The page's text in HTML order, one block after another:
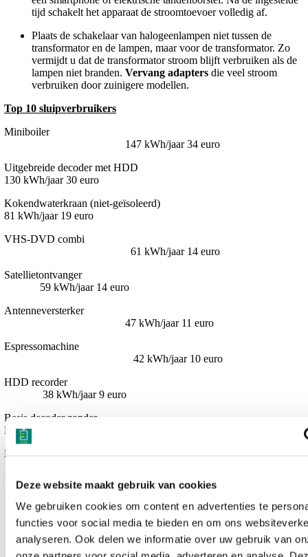
Deze website maakt gebruik van cookies
We gebruiken cookies om content en advertenties te
functies voor social media te bieden en om ons
analyseren. Ook delen we informatie over uw gebruik van
tijd schakelt het apparaat de stroomtoevoer volledig af.
Plaats de schakelaar van halogeenlampen niet tussen de
transformator en de lampen, maar voor de transformator. Zo
vermijdt u dat de transformator stroom blijft verbruiken als de
lampen niet branden. Vervang adapters die veel stroom
verbruiken door zuinigere modellen.
Top 10 sluipverbruikers
Miniboiler
147 kWh/jaar 34 euro
Uitgebreide decoder met HDD
130 kWh/jaar 30 euro
Kokendwaterkraan (niet-geïsoleerd)
81 kWh/jaar 19 euro
VHS-DVD combi
61 kWh/jaar 14 euro
Satellietontvanger
59 kWh/jaar 14 euro
Antenneversterker
47 kWh/jaar 11 euro
Espressomachine
42 kWh/jaar 10 euro
HDD recorder
38 kWh/jaar 9 euro
Basis decoder zonder
HDD 33 kWh/jaar 8 euro
DVD recorder
Warmtepomp
Premie
(eindfactuur
01.07.2020
Premie met
eindfactuur
Premie met
eindfactuur
in 2021
voor klant
Premie